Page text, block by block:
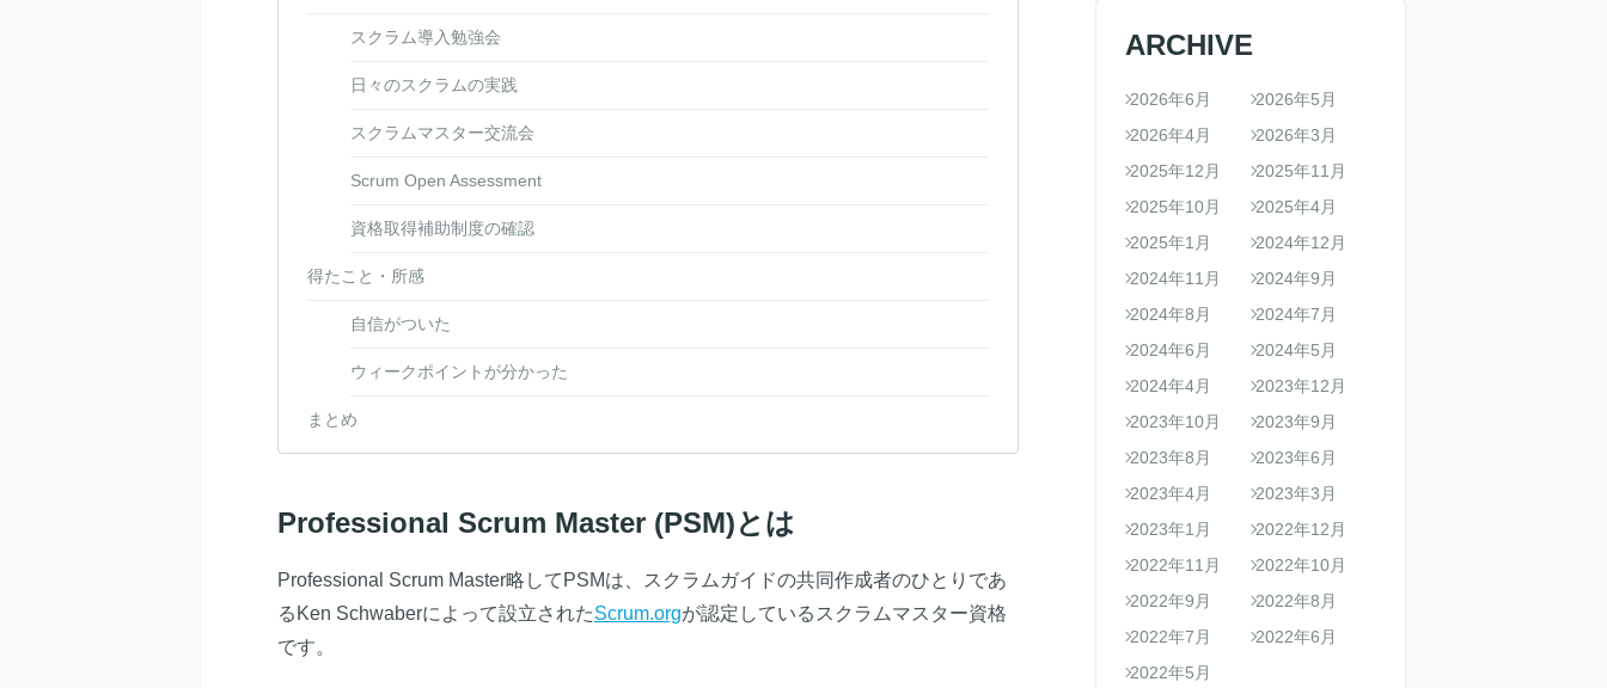
スクラム導入勉強会
日々のスクラムの実践
スクラムマスター交流会
Scrum Open Assessment
資格取得補助制度の確認
得たこと・所感
自信がついた
ウィークポイントが分かった
まとめ
Professional Scrum Master (PSM)とは
Professional Scrum Master略してPSMは、スクラムガイドの共同作成者のひとりであ
るKen Schwaberによって設立されたScrum.orgが認定しているスクラムマスター資格
です。
ARCHIVE
2026年6月
2026年5月
2026年4月
2026年3月
2025年12月
2025年11月
2025年10月
2025年4月
2025年1月
2024年12月
2024年11月
2024年9月
2024年8月
2024年7月
2024年6月
2024年5月
2024年4月
2023年12月
2023年10月
2023年9月
2023年8月
2023年6月
2023年4月
2023年3月
2023年1月
2022年12月
2022年11月
2022年10月
2022年9月
2022年8月
2022年7月
2022年6月
2022年5月